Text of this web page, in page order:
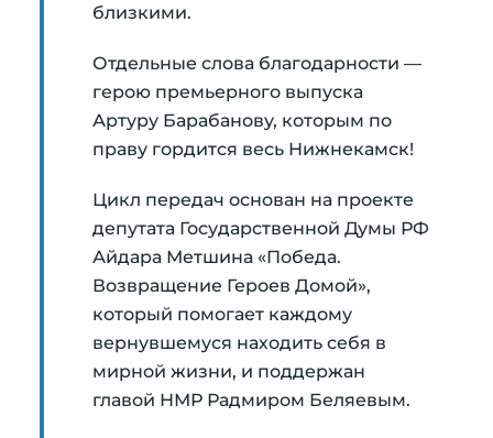
близкими.
Отдельные слова благодарности —
герою премьерного выпуска
Артуру Барабанову, которым по
праву гордится весь Нижнекамск!
Цикл передач основан на проекте
депутата Государственной Думы РФ
Айдара Метшина «Победа.
Возвращение Героев Домой»,
который помогает каждому
вернувшемуся находить себя в
мирной жизни, и поддержан
главой НМР Радмиром Беляевым.